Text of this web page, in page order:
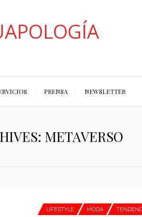
PRENSA NEWSLETTER
METAVERSO
LIFESTYLE MODA